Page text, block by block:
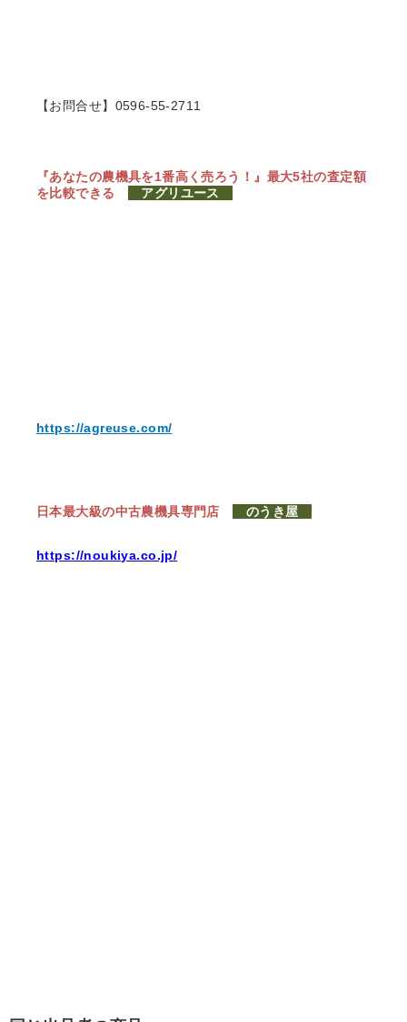
【お問合せ】0596-55-2711
『あなたの農機具を1番高く売ろう！』 最大5社の査定額
を比較できる
アグリユース
https://agreuse.com/
日本最大級の中古農機具専門店 のうき屋
https://noukiya.co.jp/